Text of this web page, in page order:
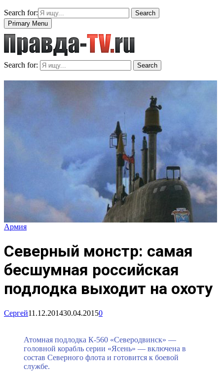
Search for:
Search
Primary Menu
Search for: Search
Армия
Северный монстр: самая
бесшумная российская
подлодка выходит на охоту
Cергей11.12.201430.04.20150
Атомная подлодка К-560 «Северодвинск» —
головной корабль серии «Ясень» — включена в
состав Северного флота и готовится к боевой
службе.